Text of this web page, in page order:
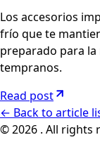
Los accesorios
frío que te
preparado para la
tempranos.
Read post
← Back to article
© 2026 . All rights